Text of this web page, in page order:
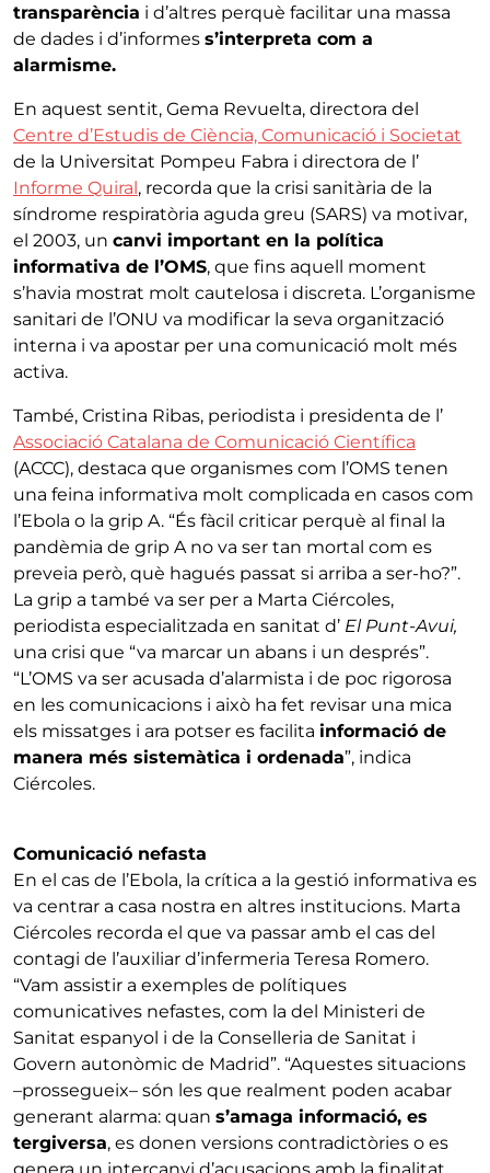
transparència i d’altres perquè facilitar una massa
de dades i d’informes s’interpreta com a
alarmisme.
En aquest sentit, Gema Revuelta, directora del
Centre d’Estudis de Ciència, Comunicació i Societat
de la Universitat Pompeu Fabra i directora de l’
Informe Quiral, recorda que la crisi sanitària de la
síndrome respiratòria aguda greu (SARS) va motivar,
el 2003, un canvi important en la política
informativa de l’OMS, que fins aquell moment
s’havia mostrat molt cautelosa i discreta. L’organisme
sanitari de l’ONU va modificar la seva organització
interna i va apostar per una comunicació molt més
activa.
També, Cristina Ribas, periodista i presidenta de l’
Associació Catalana de Comunicació Científica
(ACCC), destaca que organismes com l’OMS tenen
una feina informativa molt complicada en casos com
l’Ebola o la grip A. “És fàcil criticar perquè al final la
pandèmia de grip A no va ser tan mortal com es
preveia però, què hagués passat si arriba a ser-ho?”.
La grip a també va ser per a Marta Ciércoles,
periodista especialitzada en sanitat d’ El Punt-Avui,
una crisi que “va marcar un abans i un després”.
“L’OMS va ser acusada d’alarmista i de poc rigorosa
en les comunicacions i això ha fet revisar una mica
els missatges i ara potser es facilita informació de
manera més sistemàtica i ordenada”, indica
Ciércoles.
Comunicació nefasta
En el cas de l’Ebola, la crítica a la gestió informativa es
va centrar a casa nostra en altres institucions. Marta
Ciércoles recorda el que va passar amb el cas del
contagi de l’auxiliar d’infermeria Teresa Romero.
“Vam assistir a exemples de polítiques
comunicatives nefastes, com la del Ministeri de
Sanitat espanyol i de la Conselleria de Sanitat i
Govern autonòmic de Madrid”. “Aquestes situacions
–prossegueix– són les que realment poden acabar
generant alarma: quan s’amaga informació, es
tergiversa, es donen versions contradictòries o es